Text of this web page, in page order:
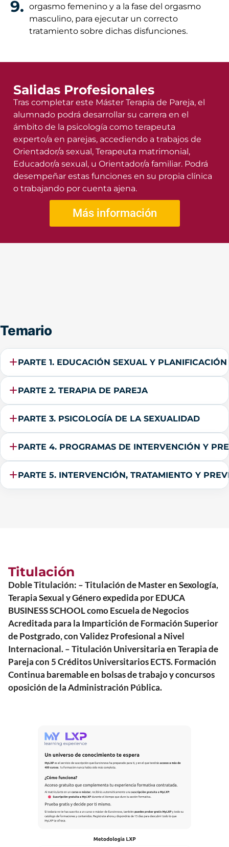
9. orgasmo femenino y a la fase del orgasmo
masculino, para ejecutar un correcto
tratamiento sobre dichas disfunciones.
Salidas Profesionales
Tras completar este Máster Terapia de Pareja, el
alumnado podrá desarrollar su carrera en el
ámbito de la psicología como terapeuta
experto/a en parejas, accediendo a trabajos de
Orientador/a sexual, Terapeuta matrimonial,
Educador/a sexual, u Orientador/a familiar. Podrá
desempeñar estas funciones en su propia clínica
o trabajando por cuenta ajena.
Más información
Temario
PARTE 1. EDUCACIÓN SEXUAL Y
PARTE 2. TERAPIA DE PAREJA
PARTE 3. PSICOLOGÍA DE LA SEXUALIDAD
PARTE 4. PROGRAMAS DE INTERVENCIÓN Y
PARTE 5. INTERVENCIÓN, TRATAMIENTO
Titulación
Doble Titulación: – Titulación de Master en Sexología,
Terapia Sexual y Género expedida por EDUCA
BUSINESS SCHOOL como Escuela de Negocios
Acreditada para la Impartición de Formación Superior
de Postgrado, con Validez Profesional a Nivel
Internacional. – Titulación Universitaria en Terapia de
Pareja con 5 Créditos Universitarios ECTS. Formación
Continua baremable en bolsas de trabajo y concursos
oposición de la Administración Pública.